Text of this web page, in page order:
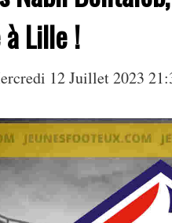
Lille !
12 Juillet 2023